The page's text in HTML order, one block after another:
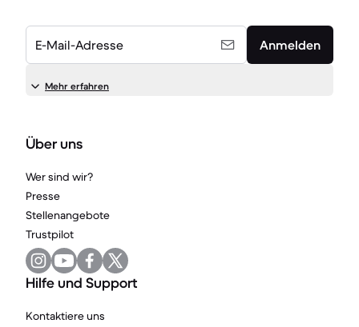
E-Mail-Adresse Anmelden
Mehr erfahren
Über uns
Wer sind wir?
Presse
Stellenangebote
Trustpilot
Hilfe und Support
Kontaktiere uns